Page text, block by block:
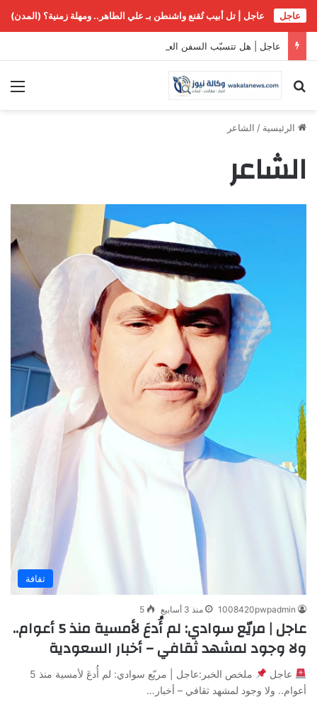
عاجل عاجل | تل أبيب تُقنع واشنطن بـ علي الطاهر.. ومهلة زمنية؟ (المدن)
بحث عن
الرئيسية / الشاعر
الشاعر
ثقافة
1008420pwpadmin منذ 3 أسابيع 5
عاجل | مريّع سوادي: لم أُدعَ لأمسية منذ 5 أعوام..
ولا وجود لمشهد ثقافي – أخبار السعودية
عاجل
ملخص الخبر:عاجل | مريّع سوادي: لم أُدعَ لأمسية منذ 5
أعوام.. ولا وجود لمشهد ثقافي – أخبار…